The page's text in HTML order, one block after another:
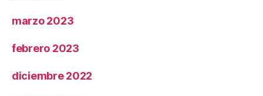
marzo 2023
febrero 2023
diciembre 2022